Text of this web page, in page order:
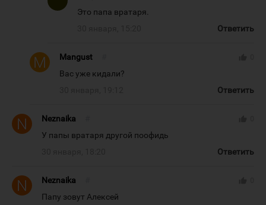
Это папа вратаря.
Ответить
Mangust
Вас уже кидали?
Ответить
Neznaika
У папы вратаря другой поофидь
Ответить
Neznaika
Папу зовут Алексей